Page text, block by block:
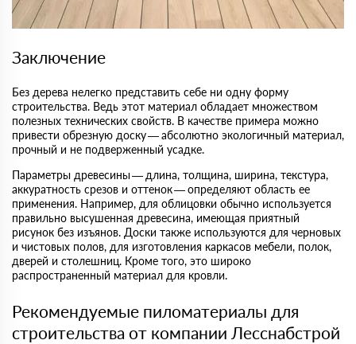
Заключение
Без дерева нелегко представить себе ни одну форму
строительства. Ведь этот материал обладает множеством
полезных технических свойств. В качестве примера можно
привести обрезную доску — абсолютно экологичный материал,
прочный и не подверженный усадке.
Параметры древесины — длина, толщина, ширина, текстура,
аккуратность срезов и оттенок — определяют область ее
применения. Например, для облицовки обычно используется
правильно высушенная древесина, имеющая приятный
рисунок без изъянов. Доски также используются для черновых
и чистовых полов, для изготовления каркасов мебели, полок,
дверей и столешниц. Кроме того, это широко
распространенный материал для кровли.
Рекомендуемые пиломатериалы для
строительства от компании Лесснабстрой